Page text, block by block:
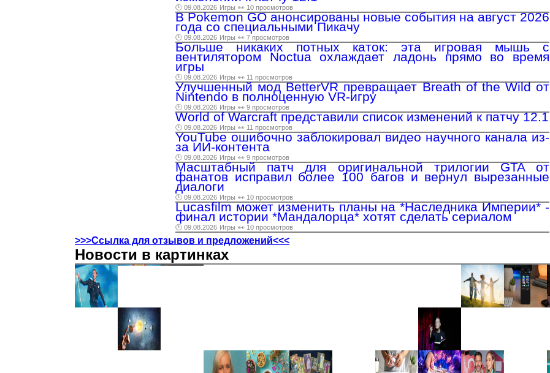
🕑 09.08.2026 Игры 👀 10 просмотров
В Pokemon GO анонсированы новые события на август 2026
года со специальными Пикачу
🕑 09.08.2026 Игры 👀 7 просмотров
Больше никаких потных каток: эта игровая мышь с
вентилятором Noctua охлаждает ладонь прямо во время
игры
🕑 09.08.2026 Игры 👀 11 просмотров
Улучшенный мод BetterVR превращает Breath of the Wild от
Nintendo в полноценную VR-игру
🕑 09.08.2026 Игры 👀 9 просмотров
World of Warcraft представили список изменений к патчу 12.1
🕑 09.08.2026 Игры 👀 11 просмотров
YouTube ошибочно заблокировал видео научного канала из-
за ИИ-контента
🕑 09.08.2026 Игры 👀 9 просмотров
Масштабный патч для оригинальной трилогии GTA от
фанатов исправил более 100 багов и вернул вырезанные
диалоги
🕑 09.08.2026 Игры 👀 10 просмотров
Lucasfilm может изменить планы на *Наследника Империи* -
финал истории *Мандалорца* хотят сделать сериалом
🕑 09.08.2026 Игры 👀 10 просмотров
>>>Ссылка для отзывов и предложений<<<
Новости в картинках